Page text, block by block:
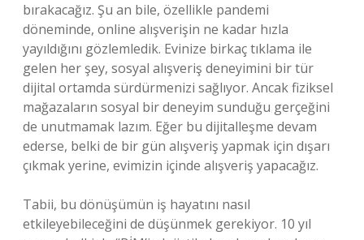
bırakacağız. Şu an bile, özellikle pandemi
döneminde, online alışverişin ne kadar hızla
yayıldığını gözlemledik. Evinize birkaç tıklama ile
gelen her şey, sosyal alışveriş deneyimini bir tür
dijital ortamda sürdürmenizi sağlıyor. Ancak fiziksel
mağazaların sosyal bir deneyim sunduğu gerçeğini
de unutmamak lazım. Eğer bu dijitalleşme devam
ederse, belki de bir gün alışveriş yapmak için dışarı
çıkmak yerine, evimizin içinde alışveriş yapacağız.
Tabii, bu dönüşümün iş hayatını nasıl
etkileyebileceğini de düşünmek gerekiyor. 10 yıl